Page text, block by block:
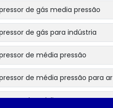
de gás media pressão
de gás para indústria
de média pressão
de média pressão para ar
de média pressão para